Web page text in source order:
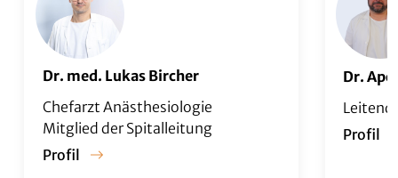
Dr. med. Lukas Bircher
Chefarzt Anästhesiologie
Mitglied der Spitalleitung
Profil
Dr.
Profil